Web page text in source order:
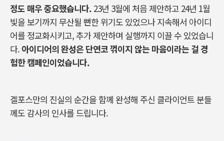
정도 매우 중요했습니다. 23년 3월에 처음 제안하고 24년 1월
빛을 보기까지 무산될 뻔한 위기도 있었으나 지속해서 아이디
어를 정교화시키고, 추가 제안하며 실행까지 이끌 수 있었습니
다.아이디어의 완성은 단연코 꺾이지 않는 마음이라는 걸 경
험한 캠페인이었습니다.
겔포스만의 진실의 순간을 함께 완성해 주신 클라이언트 분들
께도 감사의 인사를 드립니다.